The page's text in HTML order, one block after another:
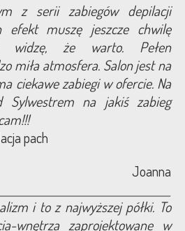
z serii zabiegów depilacji
efekt muszę jeszcze chwilę
widzę, że warto. Pełen
miła atmosfera. Salon jest na
ciekawe zabiegi w ofercie. Na
Sylwestrem na jakiś zabieg
pach
Joanna
i to z najwyższej półki. To
wnętrza zaprojektowane w